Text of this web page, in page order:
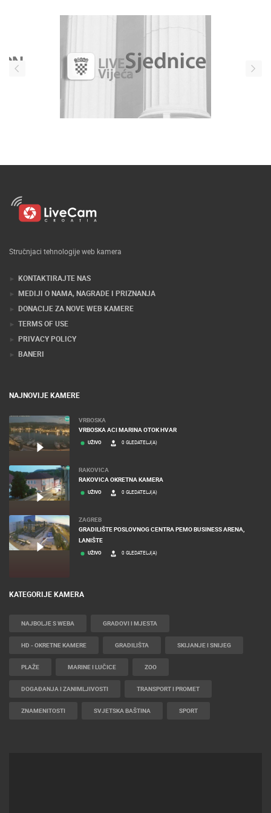
Stručnjaci tehnologije web kamera
KONTAKTIRAJTE NAS
MEDIJI O NAMA, NAGRADE I PRIZNANJA
DONACIJE ZA NOVE WEB KAMERE
TERMS OF USE
PRIVACY POLICY
BANERI
NAJNOVIJE KAMERE
VRBOSKA
VRBOSKA ACI MARINA OTOK HVAR
UŽIVO 0 GLEDATELJ(A)
RAKOVICA
RAKOVICA OKRETNA KAMERA
UŽIVO 0 GLEDATELJ(A)
ZAGREB
GRADILIŠTE POSLOVNOG CENTRA PEMO BUSINESS ARENA,
LANIŠTE
UŽIVO 0 GLEDATELJ(A)
KATEGORIJE KAMERA
NAJBOLJE S WEBA GRADOVI I MJESTA
HD - OKRETNE KAMERE GRADILIŠTA SKIJANJE I SNIJEG
PLAŽE MARINE I LUČICE ZOO
DOGAĐANJA I ZANIMLJIVOSTI TRANSPORT I PROMET
ZNAMENITOSTI SVJETSKA BAŠTINA SPORT